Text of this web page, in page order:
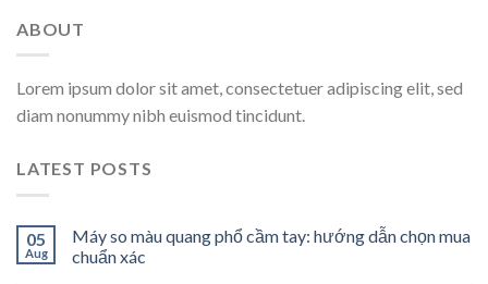
ABOUT
Lorem ipsum dolor sit amet, consectetuer adipiscing elit, sed
diam nonummy nibh euismod tincidunt.
LATEST POSTS
05
Aug
Máy so màu quang phổ cầm tay: hướng dẫn chọn mua
chuẩn xác